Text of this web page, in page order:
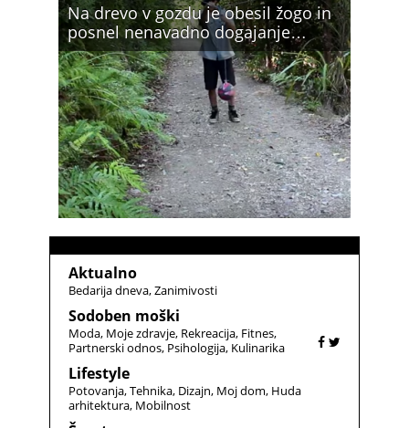
Na drevo v gozdu je obesil žogo in
posnel nenavadno dogajanje…
Aktualno
Bedarija dneva Zanimivosti
Sodoben moški
Moda Moje zdravje Rekreacija Fitnes
Partnerski odnos Psihologija Kulinarika
Lifestyle
Potovanja Tehnika Dizajn Moj dom Huda
arhitektura Mobilnost